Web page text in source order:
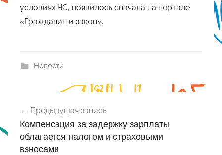
условиях ЧС, появилось сначала на портале
«Гражданин и закон».
Новости
по
записям
Предыдущая запись
Компенсация за задержку зарплаты
облагается налогом и страховыми
взносами